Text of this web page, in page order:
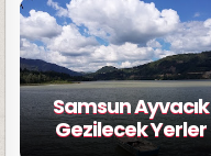
Samsun Ayvacık
Gezilecek Yerler